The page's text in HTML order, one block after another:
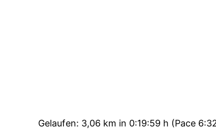
Gelaufen: 3,06 km in 0:19:59 h (Pace